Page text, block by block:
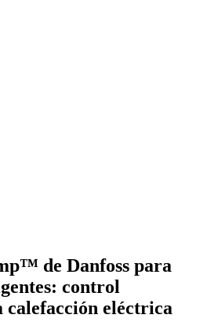
de Danfoss para
control
eléctrica